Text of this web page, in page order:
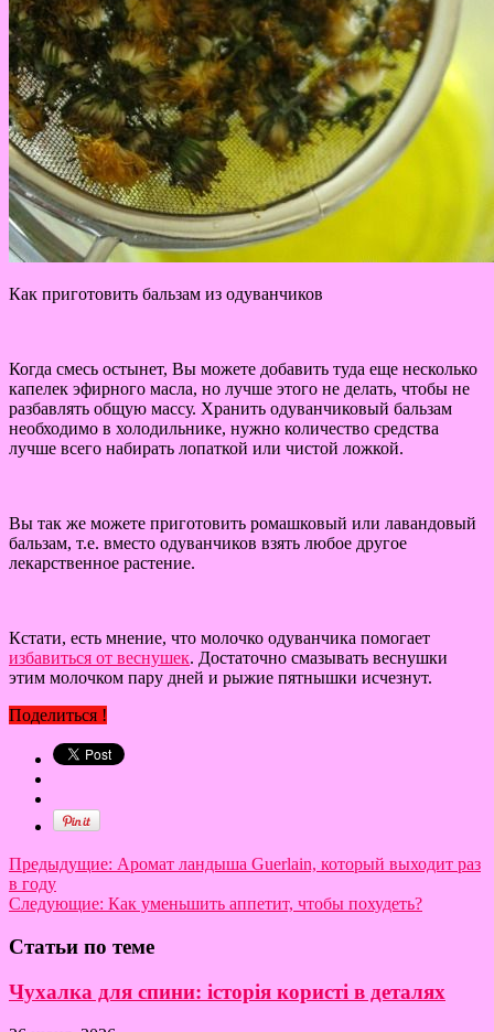
Как приготовить бальзам из одуванчиков
Когда смесь остынет, Вы можете добавить туда еще несколько
капелек эфирного масла, но лучше этого не делать, чтобы не
разбавлять общую массу. Хранить одуванчиковый бальзам
необходимо в холодильнике, нужно количество средства
лучше всего набирать лопаткой или чистой ложкой.
Вы так же можете приготовить ромашковый или лавандовый
бальзам, т.е. вместо одуванчиков взять любое другое
лекарственное растение.
Кстати, есть мнение, что молочко одуванчика помогает
избавиться от веснушек. Достаточно смазывать веснушки
этим молочком пару дней и рыжие пятнышки исчезнут.
Поделиться !
Предыдущие: Аромат ландыша Guerlain, который выходит раз
в году
Следующие: Как уменьшить аппетит, чтобы похудеть?
Статьи по теме
Чухалка для спини: історія користі в деталях